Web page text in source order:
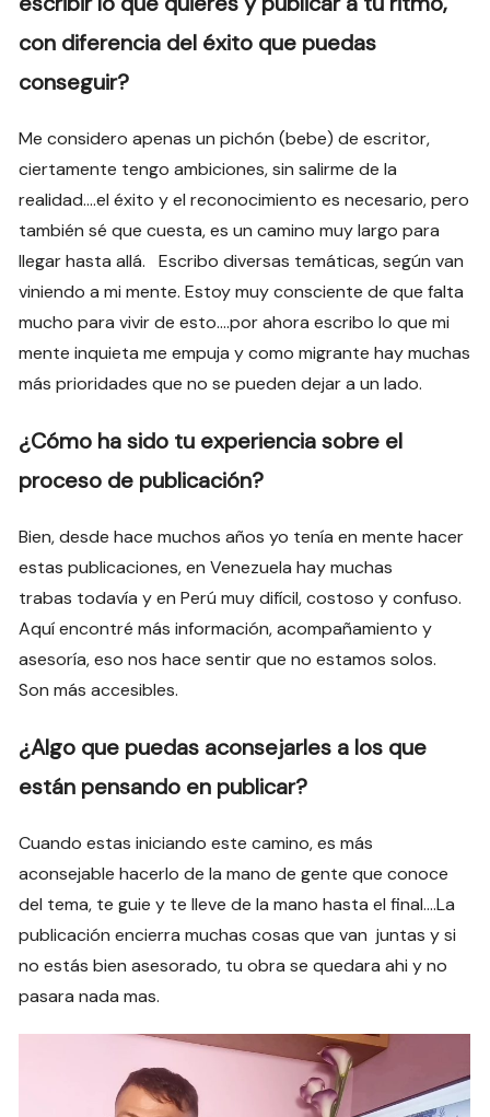
con diferencia del éxito que puedas
conseguir?
Me considero apenas un pichón (bebe) de escritor,
ciertamente tengo ambiciones, sin salirme de la
realidad….el éxito y el reconocimiento es necesario, pero
también sé que cuesta, es un camino muy largo para
llegar hasta allá. Escribo diversas temáticas, según van
viniendo a mi mente. Estoy muy consciente de que falta
mucho para vivir de esto….por ahora escribo lo que mi
mente inquieta me empuja y como migrante hay muchas
más prioridades que no se pueden dejar a un lado.
¿Cómo ha sido tu experiencia sobre el
proceso de publicación?
Bien, desde hace muchos años yo tenía en mente hacer
estas publicaciones, en Venezuela hay muchas
trabas todavía y en Perú muy difícil, costoso y confuso.
Aquí encontré más información, acompañamiento y
asesoría, eso nos hace sentir que no estamos solos.
Son más accesibles.
¿Algo que puedas aconsejarles a los que
están pensando en publicar?
Cuando estas iniciando este camino, es más
aconsejable hacerlo de la mano de gente que conoce
del tema, te guie y te lleve de la mano hasta el final….La
publicación encierra muchas cosas que van juntas y si
no estás bien asesorado, tu obra se quedara ahi y no
pasara nada mas.